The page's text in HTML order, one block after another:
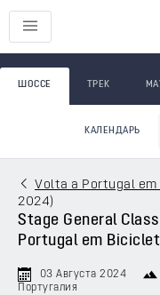
ШОССЕ ТРЕК
КАЛЕНДАРЬ
Volta a Portugal
2024)
Stage General
Portugal em
03 Августа 2024
Португалия